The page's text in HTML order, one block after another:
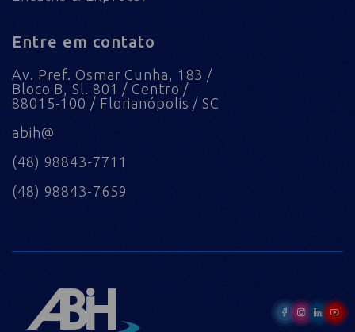
Entre em contato
Av. Pref. Osmar Cunha, 183 /
Bloco B, Sl. 801 / Centro /
88015-100 / Florianópolis / SC
abih@
(48) 98843-7711
(48) 98843-7659